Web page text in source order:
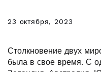
23 октября, 2023
Столкновение двух
была в свое время. С